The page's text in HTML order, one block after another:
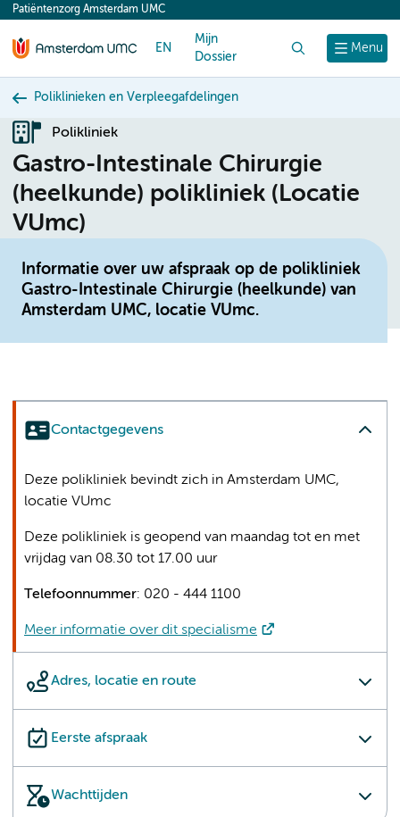
content
Menu
Patiëntenzorg Amsterdam UMC
EN
Mijn
Dossier
Poliklinieken en Verpleegafdelingen
Polikliniek
Gastro-Intestinale Chirurgie
(heelkunde) polikliniek (Locatie
VUmc)
Informatie over uw afspraak op de polikliniek
Gastro-Intestinale Chirurgie (heelkunde) van
Amsterdam UMC, locatie VUmc.
Contactgegevens
Adres, locatie en route
Eerste afspraak
Wachttijden
Deze polikliniek bevindt zich in Amsterdam UMC,
locatie VUmc
Deze polikliniek is geopend van maandag tot en met
vrijdag van 08.30 tot 17.00 uur
Telefoonnummer: 020 - 444 1100
Meer informatie over dit specialisme